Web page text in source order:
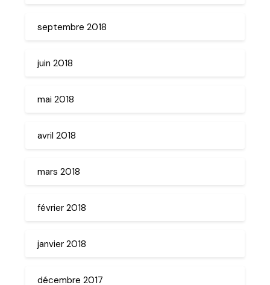
septembre 2018
juin 2018
mai 2018
avril 2018
mars 2018
février 2018
janvier 2018
décembre 2017